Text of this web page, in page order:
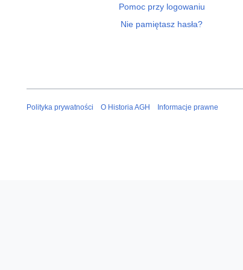
Pomoc przy logowaniu
Nie pamiętasz hasła?
Polityka prywatności O Historia AGH Informacje prawne